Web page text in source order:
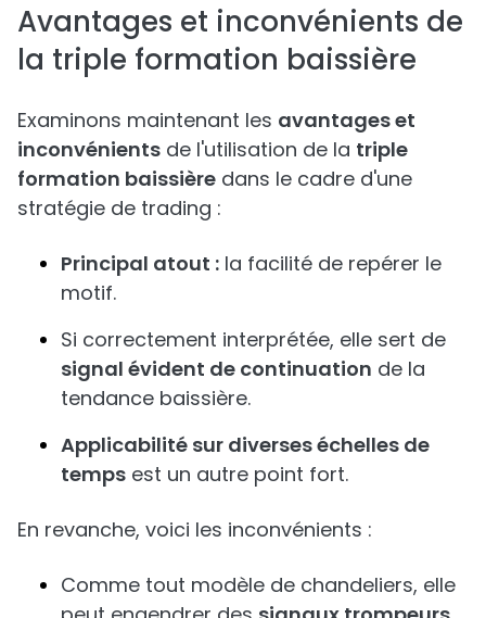
Avantages et inconvénients de
la triple formation baissière
Examinons maintenant les avantages et
inconvénients de l'utilisation de la triple
formation baissière dans le cadre d'une
stratégie de trading :
Principal atout : la facilité de repérer le
motif.
Si correctement interprétée, elle sert de
signal évident de continuation de la
tendance baissière.
Applicabilité sur diverses échelles de
temps est un autre point fort.
En revanche, voici les inconvénients :
Comme tout modèle de chandeliers, elle